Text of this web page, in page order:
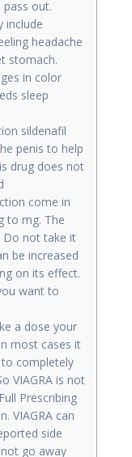
out.
include
headache
stomach.
in color
sleep
sildenafil
penis to help
drug does not
come in
to mg. The
Do not take it
be increased
on its effect.
want to
a dose your
most cases it
completely
VIAGRA is not
Prescribing
VIAGRA can
side
go away